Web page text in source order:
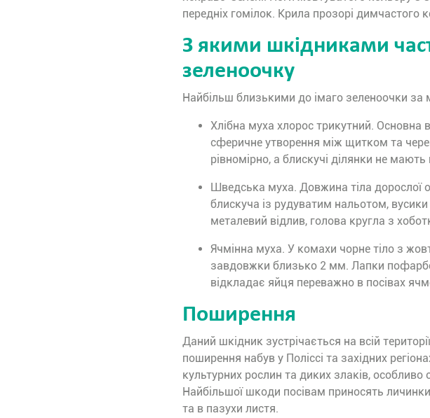
передніх гомілок. Крила прозорі
З якими шкідниками
зеленоочку
Найбільш близькими до імаго зеленоочки
Хлібна муха хлорос трикутний. Основна
сферичне утворення між щитком та
рівномірно, а блискучі ділянки не
Шведська муха. Довжина тіла дорослої
блискуча із рудуватим нальотом,
металевий відлив, голова кругла з
Ячмінна муха. У комахи чорне тіло з
завдовжки близько 2 мм. Лапки
відкладає яйця переважно в посівах
Поширення
Даний шкідник зустрічається на всій
поширення набув у Поліссі та західних
культурних рослин та диких злаків,
Найбільшої шкоди посівам приносять
та в пазухи листя.